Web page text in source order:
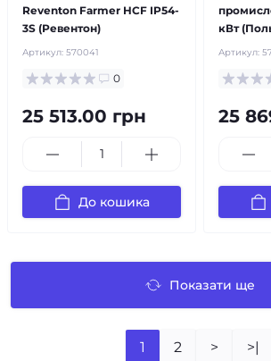
Reventon Farmer HCF IP54-
3S (Ревентон)
Артикул: 570041
0
25 513.00 грн
До кошика
кВт
Артикул:
25
Показати ще
1 2 > >|